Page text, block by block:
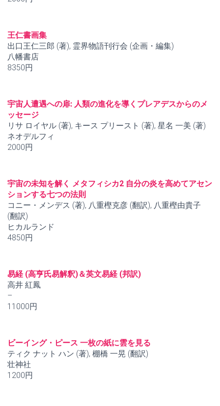
王仁書画集
出口王仁三郎 (著), 霊界物語刊行会 (企画・編集)
八幡書店
8350円
宇宙人遭遇への扉: 人類の進化を導くプレアデスからのメ
ッセージ
リサ ロイヤル (著), キース プリースト (著), 星名 一美 (著)
ネオデルフィ
2000円
宇宙の未知を解く メタフィシカ2 自分の炎を高めてアセン
ションする七つの法則
コニー・メンデス (著), 八重樫克彦 (翻訳), 八重樫由貴子
(翻訳)
ヒカルランド
4850円
易経 (高亨氏易解釈)＆英文易経 (邦訳)
高井 紅鳳
–
11000円
ビーイング・ピース 一枚の紙に雲を見る
ティク ナット ハン (著), 棚橋 一晃 (翻訳)
壮神社
1200円